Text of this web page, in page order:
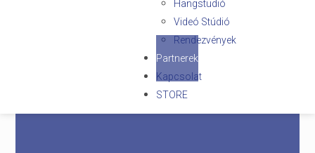
Hangstudió
Videó Stúdió
Rendezvények
Partnerek
Kapcsolat
STORE